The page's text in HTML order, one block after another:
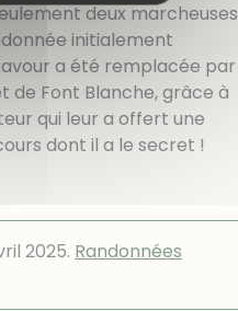
deux marcheuses
initialement
a été remplacée par
de Font Blanche, grâce à
qui leur a offert une
dont il a le secret !
2025. Randonnées